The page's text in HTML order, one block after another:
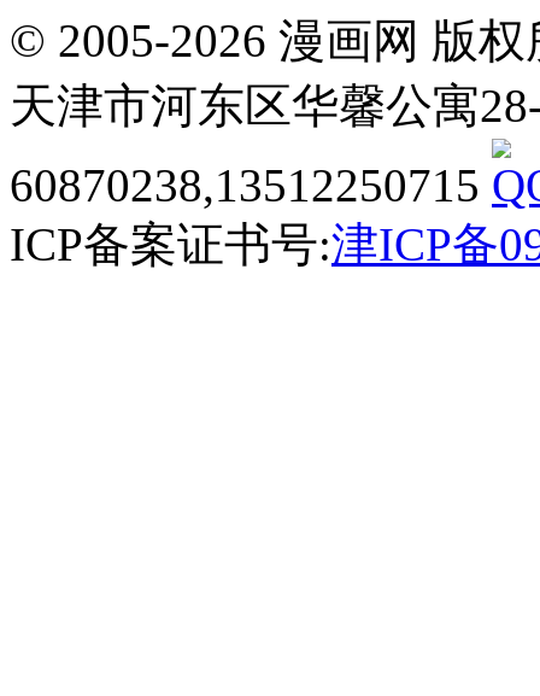
© 2005-2026 漫画网 版
天津市河东区华馨公寓
60870238,13512250715
ICP备案证书号:津ICP备